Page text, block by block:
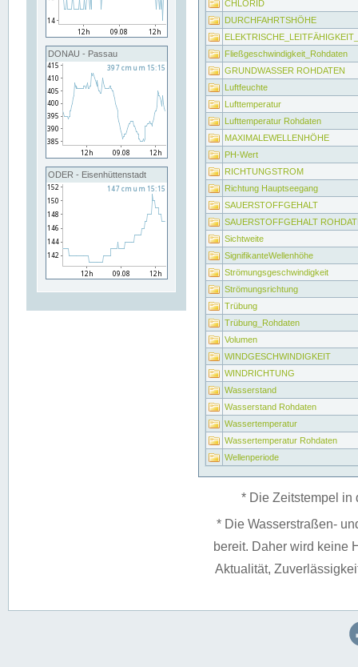
DONAU - Passau
ODER - Eisenhüttenstadt
CHLORID
DURCHFAHRTSHÖHE
Fließgeschwindigkeit_Rohdaten
GRUNDWASSER ROHDATEN
Luftfeuchte
Lufttemperatur
Lufttemperatur Rohdaten
MAXIMALEWELLENHÖHE
PH-Wert
RICHTUNGSTROM
Richtung Hauptseegang
SAUERSTOFFGEHALT
SAUERSTOFFGEHALT
Sichtweite
SignifikanteWellenhöhe
Strömungsgeschwindigkeit
Strömungsrichtung
Trübung
Trübung_Rohdaten
Volumen
WINDGESCHWINDIGKEIT
WINDRICHTUNG
Wasserstand
Wasserstand Rohdaten
Wassertemperatur
Wassertemperatur Rohdaten
Wellenperiode
* Die Zeitstempel in
* Die Wasserstraßen-
bereit. Daher wird keine
Aktualität,